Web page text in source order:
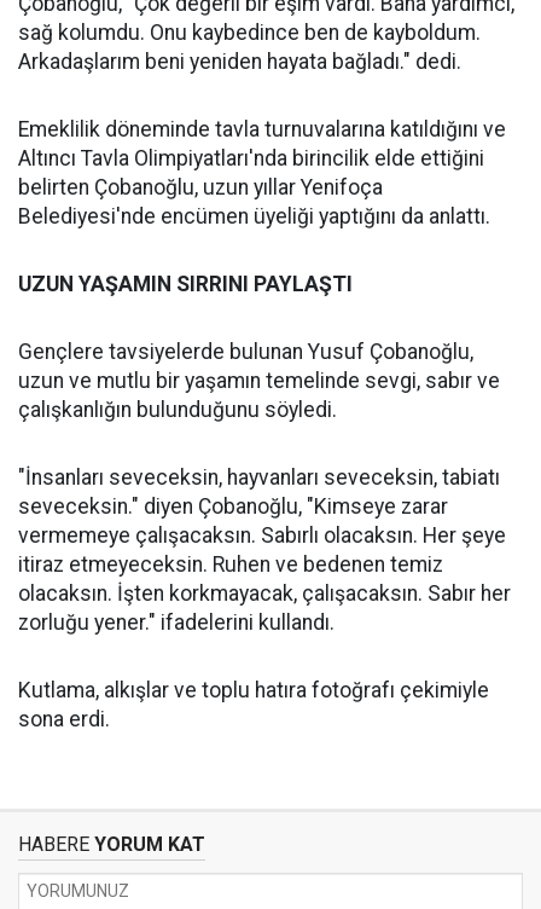
sağ kolumdu. Onu kaybedince ben de kayboldum.
Arkadaşlarım beni yeniden hayata bağladı." dedi.
Emeklilik döneminde tavla turnuvalarına katıldığını ve
Altıncı Tavla Olimpiyatları'nda birincilik elde ettiğini
belirten Çobanoğlu, uzun yıllar Yenifoça
Belediyesi'nde encümen üyeliği yaptığını da anlattı.
UZUN YAŞAMIN SIRRINI PAYLAŞTI
Gençlere tavsiyelerde bulunan Yusuf Çobanoğlu,
uzun ve mutlu bir yaşamın temelinde sevgi, sabır ve
çalışkanlığın bulunduğunu söyledi.
"İnsanları seveceksin, hayvanları seveceksin, tabiatı
seveceksin." diyen Çobanoğlu, "Kimseye zarar
vermemeye çalışacaksın. Sabırlı olacaksın. Her şeye
itiraz etmeyeceksin. Ruhen ve bedenen temiz
olacaksın. İşten korkmayacak, çalışacaksın. Sabır her
zorluğu yener." ifadelerini kullandı.
Kutlama, alkışlar ve toplu hatıra fotoğrafı çekimiyle
sona erdi.
HABERE YORUM KAT